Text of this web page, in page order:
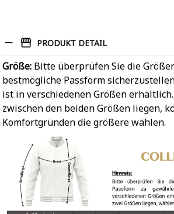
PRODUKT DETAIL
Größe: Bitte überprüfen Sie die
bestmögliche Passform
ist in verschiedenen Größen
zwischen den beiden Größen liegen,
Komfortgründen die größere wählen.